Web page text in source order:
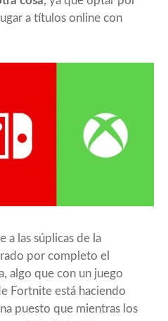
a títulos online con
a las súplicas de la
por completo el
algo que con un juego
Fortnite está haciendo
puesto que mientras los